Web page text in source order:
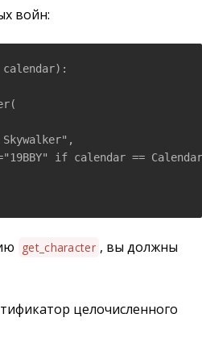
войн:
if calendar ==
get_character , вы должны
целочисленного